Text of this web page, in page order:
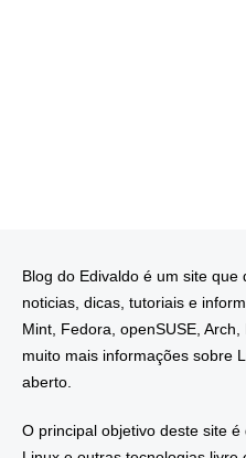
Blog do Edivaldo é um site que
noticias, dicas, tutoriais e
Mint, Fedora, openSUSE,
muito mais informações sobre
aberto.
O principal objetivo deste site